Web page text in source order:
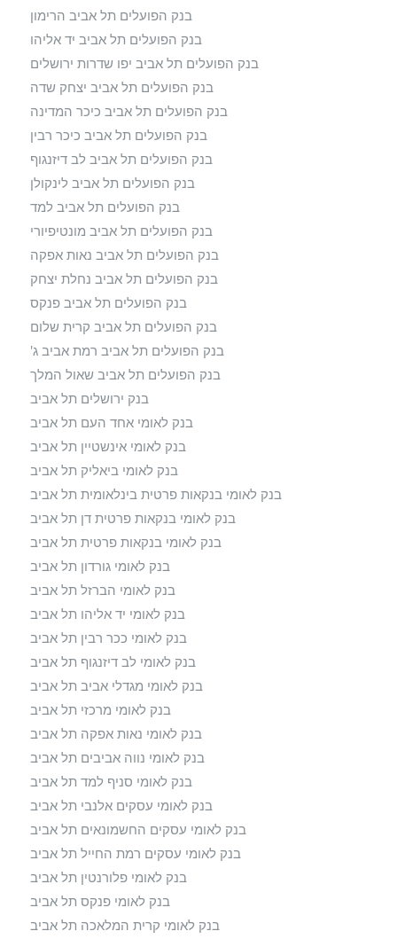
בנק הפועלים תל אביב הרימון
בנק הפועלים תל אביב יד אליהו
בנק הפועלים תל אביב יפו שדרות ירושלים
בנק הפועלים תל אביב יצחק שדה
בנק הפועלים תל אביב כיכר המדינה
בנק הפועלים תל אביב כיכר רבין
בנק הפועלים תל אביב לב דיזנגוף
בנק הפועלים תל אביב לינקולן
בנק הפועלים תל אביב למד
בנק הפועלים תל אביב מונטיפיורי
בנק הפועלים תל אביב נאות אפקה
בנק הפועלים תל אביב נחלת יצחק
בנק הפועלים תל אביב פנקס
בנק הפועלים תל אביב קרית שלום
בנק הפועלים תל אביב רמת אביב ג'
בנק הפועלים תל אביב שאול המלך
בנק ירושלים תל אביב
בנק לאומי אחד העם תל אביב
בנק לאומי אינשטיין תל אביב
בנק לאומי ביאליק תל אביב
בנק לאומי בנקאות פרטית בינלאומית תל אביב
בנק לאומי בנקאות פרטית דן תל אביב
בנק לאומי בנקאות פרטית תל אביב
בנק לאומי גורדון תל אביב
בנק לאומי הברזל תל אביב
בנק לאומי יד אליהו תל אביב
בנק לאומי ככר רבין תל אביב
בנק לאומי לב דיזנגוף תל אביב
בנק לאומי מגדלי אביב תל אביב
בנק לאומי מרכזי תל אביב
בנק לאומי נאות אפקה תל אביב
בנק לאומי נווה אביבים תל אביב
בנק לאומי סניף למד תל אביב
בנק לאומי עסקים אלנבי תל אביב
בנק לאומי עסקים החשמונאים תל אביב
בנק לאומי עסקים רמת החייל תל אביב
בנק לאומי פלורנטין תל אביב
בנק לאומי פנקס תל אביב
בנק לאומי קרית המלאכה תל אביב